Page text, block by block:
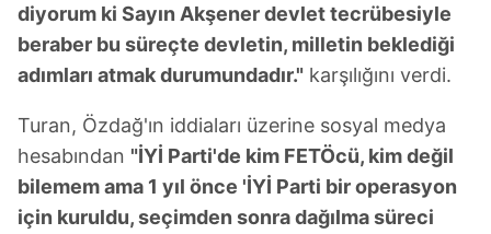
diyorum ki Sayın Akşener devlet tecrübesiyle
beraber bu süreçte devletin, milletin beklediği
adımları atmak durumundadır." karşılığını verdi.
Turan, Özdağ'ın iddiaları üzerine sosyal medya
hesabından "İYİ Parti'de kim FETÖcü, kim değil
bilemem ama 1 yıl önce 'İYİ Parti bir operasyon
için kuruldu, seçimden sonra dağılma süreci